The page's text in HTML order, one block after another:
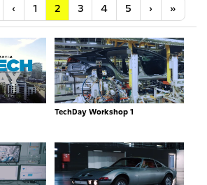
Anfang
‹ Vorherige
1 2 3 4 5 ›Nächste
»
TechDay Workshop 1